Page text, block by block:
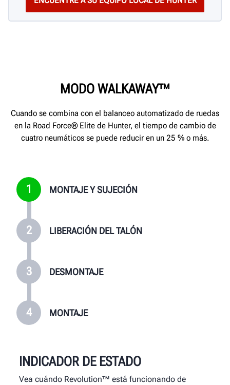
MODO WALKAWAY™
Cuando se combina con el balanceo automatizado de ruedas
en la Road Force® Elite de Hunter, el tiempo de cambio de
cuatro neumáticos se puede reducir en un 25 % o más.
1 MONTAJE Y SUJECIÓN
2 LIBERACIÓN DEL TALÓN
3 DESMONTAJE
4 MONTAJE
INDICADOR DE ESTADO
Vea cuándo Revolution™ está funcionando de